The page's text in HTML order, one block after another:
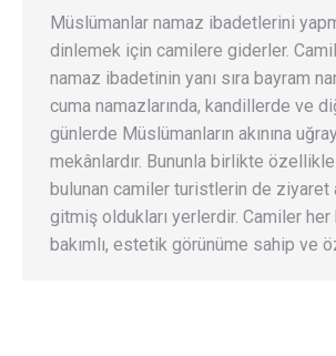
Müslümanlar namaz ibadetlerini
dinlemek için camilere giderler.
namaz ibadetinin yanı sıra bayram
cuma namazlarında, kandillerde ve
günlerde Müslümanların akınına
mekânlardır. Bununla birlikte
bulunan camiler turistlerin de ziyaret
gitmiş oldukları yerlerdir. Camiler her
bakımlı, estetik görünüme sahip ve